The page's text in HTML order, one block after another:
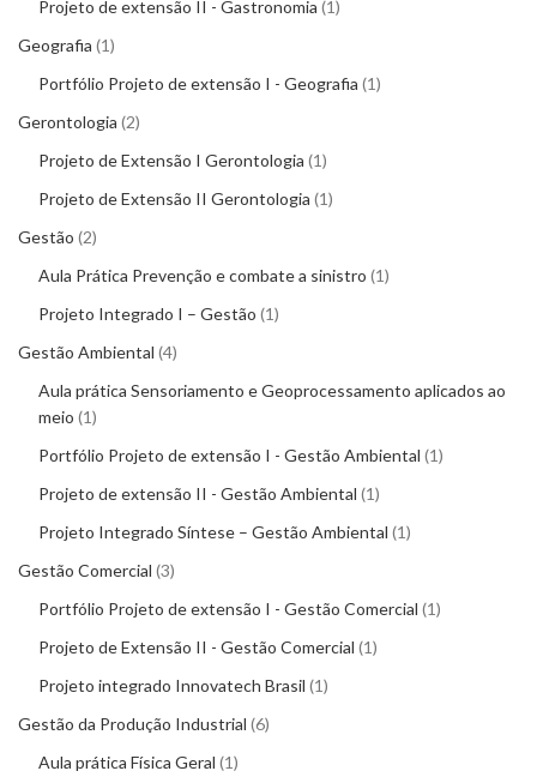
Projeto de extensão II - Gastronomia 1
Geografia 1
Portfólio Projeto de extensão I - Geografia 1
Gerontologia 2
Projeto de Extensão I Gerontologia 1
Projeto de Extensão II Gerontologia 1
Gestão 2
Aula Prática Prevenção e combate a sinistro 1
Projeto Integrado I – Gestão 1
Gestão Ambiental 4
Aula prática Sensoriamento e Geoprocessamento aplicados ao
meio 1
Portfólio Projeto de extensão I - Gestão Ambiental 1
Projeto de extensão II - Gestão Ambiental 1
Projeto Integrado Síntese – Gestão Ambiental 1
Gestão Comercial 3
Portfólio Projeto de extensão I - Gestão Comercial 1
Projeto de Extensão II - Gestão Comercial 1
Projeto integrado Innovatech Brasil 1
Gestão da Produção Industrial 6
Aula prática Física Geral 1